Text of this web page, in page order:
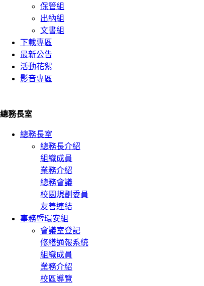
保管組
出納組
文書組
下載專區
最新公告
活動花絮
影音專區
總務長室
總務長室
總務長介紹
組織成員
業務介紹
總務會議
校園規劃委員
友善連結
事務暨環安組
會議室登記
修繕通報系統
組織成員
業務介紹
校區導覽